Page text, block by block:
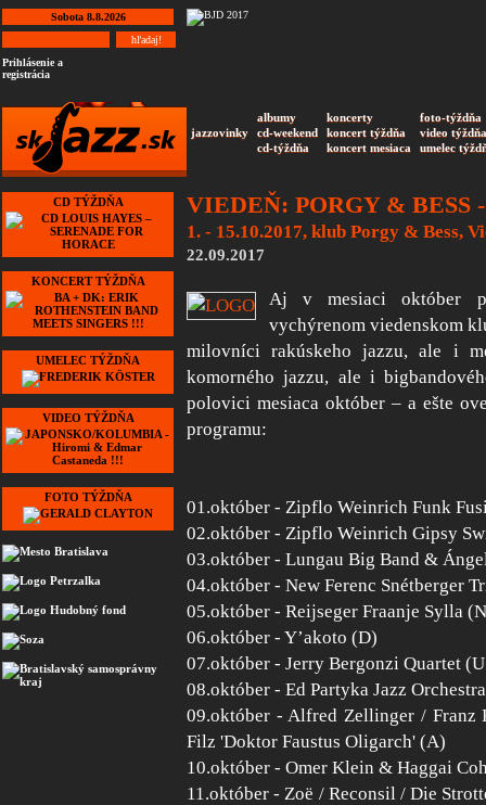
Sobota 8.8.2026
Prihlásenie a
registrácia
jazzovinky
albumy koncerty
foto-týždňa
cd-weekend
koncert týždňa
video týždňa
cd-týždňa
koncert mesiaca umelec
CD TÝŽDŇA
KONCERT TÝŽDŇA
UMELEC TÝŽDŇA
VIDEO TÝŽDŇA
FOTO TÝŽDŇA
VIEDEŇ: PORGY & BESS
1. - 15.10.2017, klub Porgy & Bess,
22.09.2017
Aj v mesiaci október
vychýrenom viedenskom
milovníci rakúskeho jazzu, ale i
komorného jazzu, ale i
polovici mesiaca október – a ešte
programu:
01.október - Zipflo Weinrich Funk
02.október - Zipflo Weinrich Gipsy
03.október - Lungau Big Band &
04.október - New Ferenc Snétberger
05.október - Reijseger Fraanje Sylla
06.október - Y’akoto (D)
07.október - Jerry Bergonzi Quartet
08.október - Ed Partyka Jazz
09.október - Alfred Zellinger / Franz
Filz 'Doktor Faustus Oligarch' (A)
10.október - Omer Klein & Haggai
11.október - Zoë / Reconsil / Die